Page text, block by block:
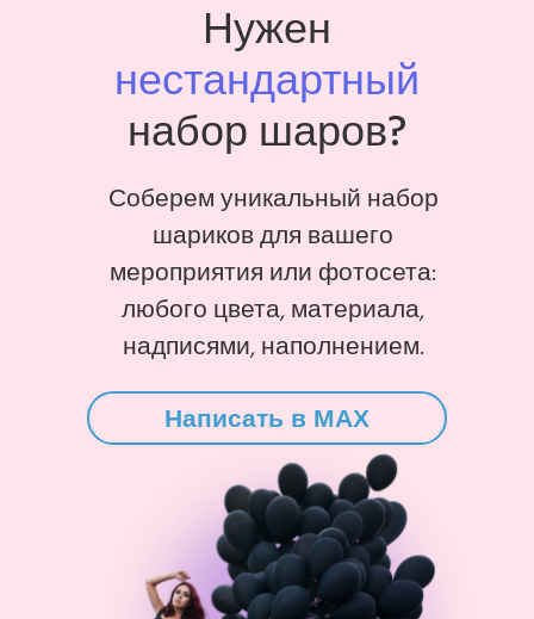
Нужен
нестандартный
набор шаров?
Соберем уникальный набор
шариков для вашего
мероприятия или фотосета:
любого цвета, материала,
надписями, наполнением.
Написать в MAX